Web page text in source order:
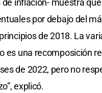
de inflación- muestra
por debajo del
de 2018. La
es una recomposición
de 2022, pero no
explicó.